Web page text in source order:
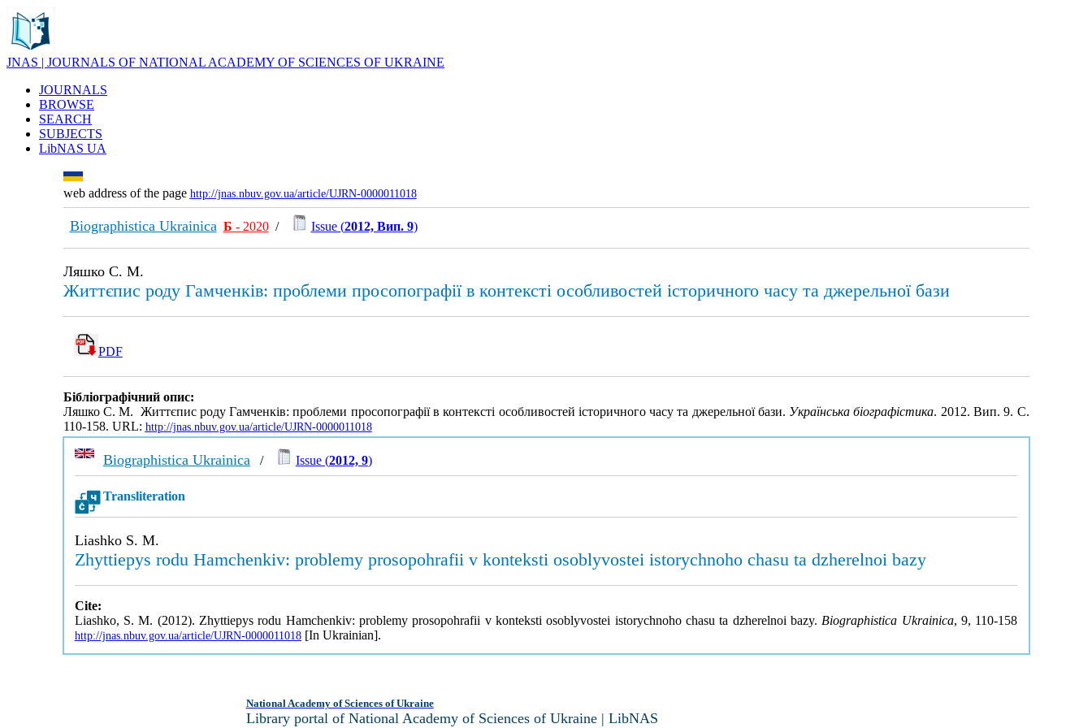
JNAS | JOURNALS OF NATIONAL ACADEMY OF SCIENCES OF UKRAINE
JOURNALS
BROWSE
SEARCH
SUBJECTS
LibNAS UA
web address of the page http://jnas.nbuv.gov.ua/article/UJRN-0000011018
Biographistica Ukrainica Б - 2020/ Issue (2012, Вип. 9)
Ляшко С. М.
Життєпис роду Гамченків: проблеми просопографії в контексті особливостей історичного часу та джерельної бази
PDF
Бібліографічний опис:
Ляшко С. М. Життєпис роду Гамченків: проблеми просопографії в контексті особливостей історичного часу та джерельної бази. Українська біографістика. 2012. Вип. 9. С.
110-158. URL: http://jnas.nbuv.gov.ua/article/UJRN-0000011018
Biographistica Ukrainica / Issue (2012, 9)
Transliteration
Liashko S. M.
Zhyttiepys rodu Hamchenkiv: problemy prosopohrafii v konteksti osoblyvostei istorychnoho chasu ta dzherelnoi bazy
Cite:
Liashko, S. M. (2012). Zhyttiepys rodu Hamchenkiv: problemy prosopohrafii v konteksti osoblyvostei istorychnoho chasu ta dzherelnoi bazy. Biographistica Ukrainica, 9, 110-158
http://jnas.nbuv.gov.ua/article/UJRN-0000011018[In Ukrainian].
National Academy of Sciences of Ukraine
Library portal of National Academy of Sciences of Ukraine | LibNAS